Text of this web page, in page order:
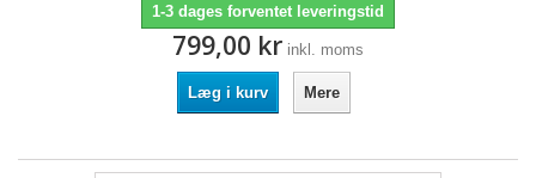
1-3 dages forventet leveringstid
799,00 kr inkl. moms
Læg i kurv Mere